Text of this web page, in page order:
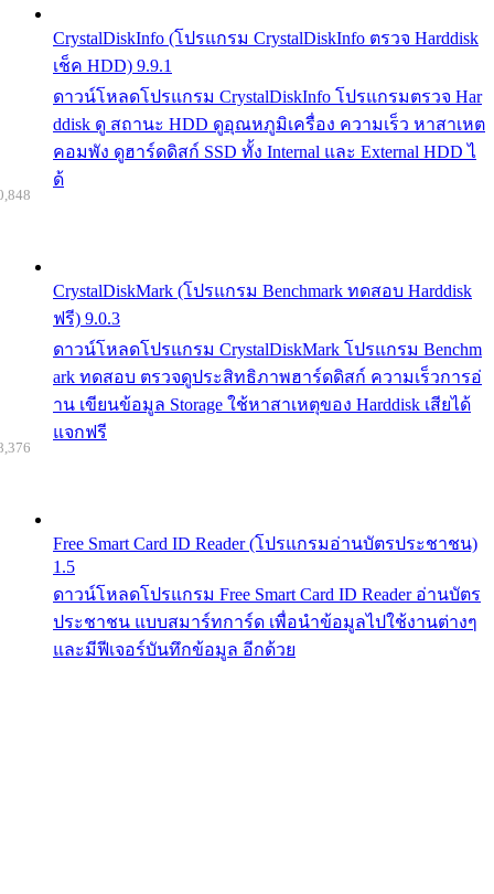
CrystalDiskInfo (โปรแกรม CrystalDiskInfo ตรวจ Harddisk
เช็ค HDD) 9.9.1
ดาวน์โหลดโปรแกรม CrystalDiskInfo โปรแกรมตรวจ Har
ddisk ดู สถานะ HDD ดูอุณหภูมิเครื่อง ความเร็ว หาสาเหต
คอมพัง ดูฮาร์ดดิสก์ SSD ทั้ง Internal และ External HDD ไ
ด้
CrystalDiskMark (โปรแกรม Benchmark ทดสอบ Harddisk
ฟรี) 9.0.3
ดาวน์โหลดโปรแกรม CrystalDiskMark โปรแกรม Benchm
ark ทดสอบ ตรวจดูประสิทธิภาพฮาร์ดดิสก์ ความเร็วการอ่
าน เขียนข้อมูล Storage ใช้หาสาเหตุของ Harddisk เสียได้
แจกฟรี
Free Smart Card ID Reader (โปรแกรมอ่านบัตรประชาชน)
1.5
ดาวน์โหลดโปรแกรม Free Smart Card ID Reader อ่านบัตร
ประชาชน แบบสมาร์ทการ์ด เพื่อนำข้อมูลไปใช้งานต่างๆ
และมีฟีเจอร์บันทึกข้อมูล อีกด้วย